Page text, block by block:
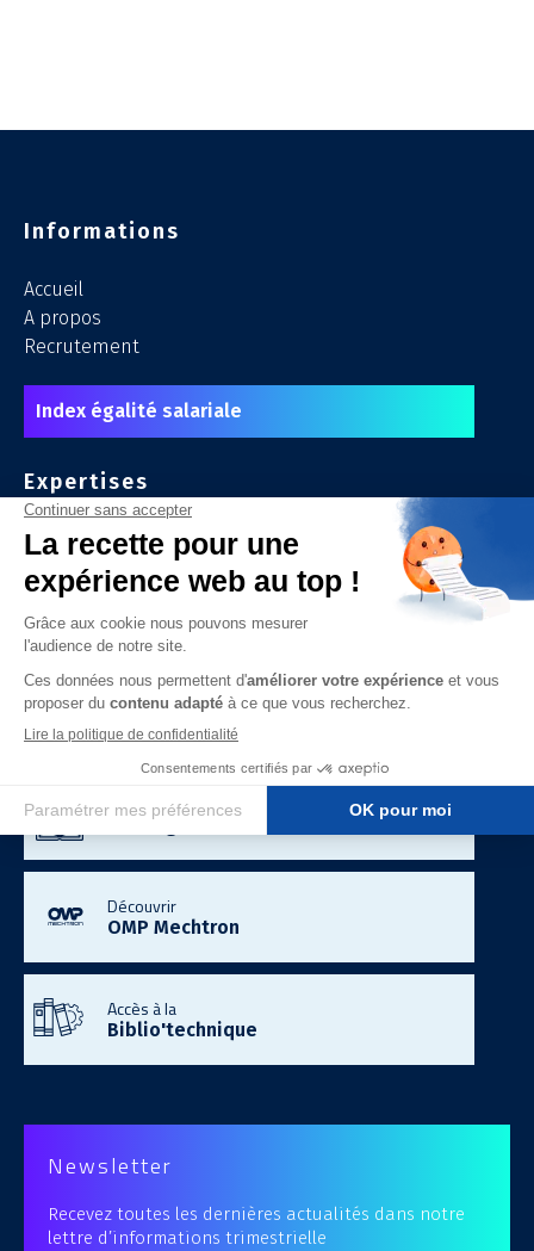
Informations
Accueil
A propos
Recrutement
Index égalité salariale
Expertises
Smart City
Télécom & Data
Mobilité Electrique
Energie & Industrie
Demandez un
Consultez le
Catalogue urbain
Découvrir
OMP Mechtron
Accès à la
Biblio'technique
Newsletter
Recevez toutes les dernières actualités dans notre
lettre d’informations trimestrielle